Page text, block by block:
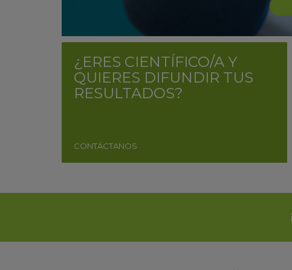
¿ERES CIENTÍFICO/A Y
QUIERES DIFUNDIR TUS
RESULTADOS?
CONTÁCTANOS